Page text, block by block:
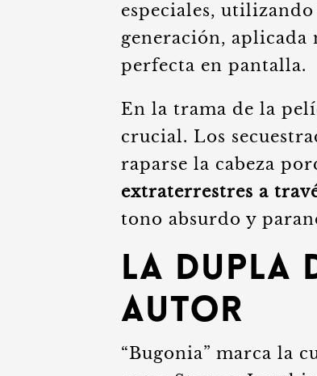
especiales, utilizando
generación,
perfecta en pantalla.
En la trama de la
crucial. Los
raparse la cabeza
extraterrestres a
tono absurdo y
La Dupla
Autor
“Bugonia” marca la